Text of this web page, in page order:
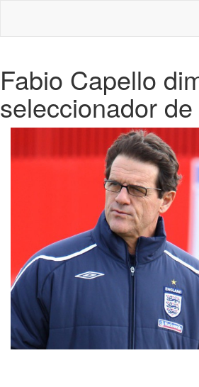
Fabio Capello
seleccionador